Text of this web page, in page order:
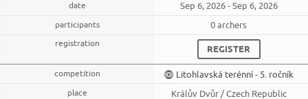
Sep 6, 2026 - Sep 6, 2026
0 archers
REGISTER
Litohlavská terénní - 5. ročník
Králův Dvůr / Czech Republic